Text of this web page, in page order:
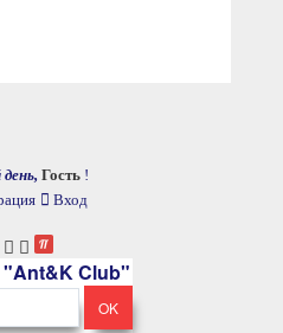
Гость !
Вход
Club"